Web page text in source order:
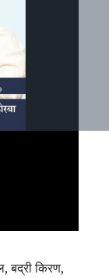
बद्री किरण,